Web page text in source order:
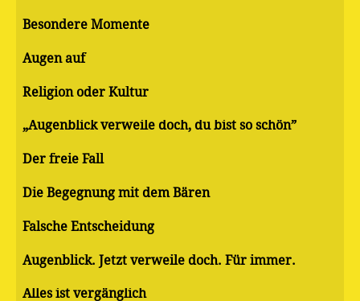
Besondere Momente
Augen auf
Religion oder Kultur
„Augenblick verweile doch, du bist so schön”
Der freie Fall
Die Begegnung mit dem Bären
Falsche Entscheidung
Augenblick. Jetzt verweile doch. Für immer.
Alles ist vergänglich